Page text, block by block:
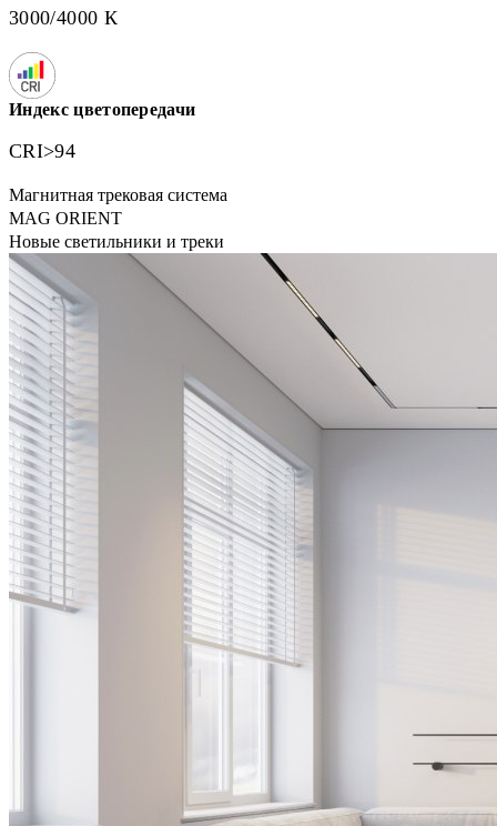
3000/4000 К
Индекс цветопередачи
CRI>94
Магнитная трековая система
MAG ORIENT
Новые светильники и треки